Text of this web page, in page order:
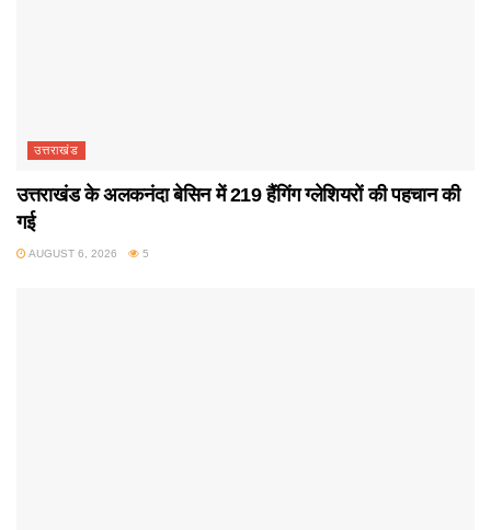
उत्तराखंड
उत्तराखंड के अलकनंदा बेसिन में 219 हैंगिंग ग्लेशियरों की पहचान की
गई
AUGUST 6, 2026 5